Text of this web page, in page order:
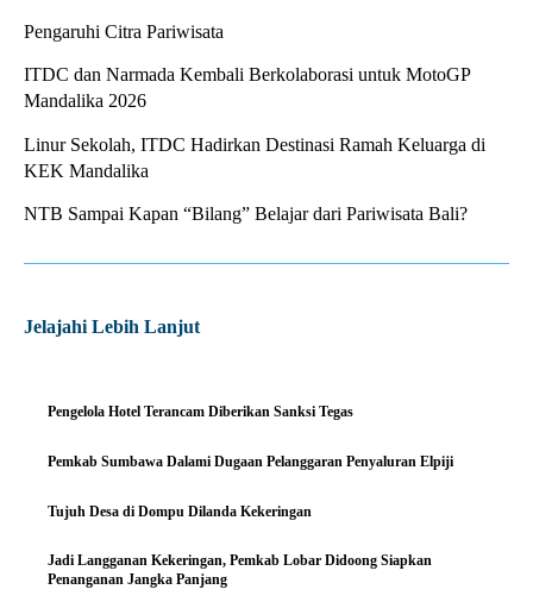
Pengaruhi Citra Pariwisata
ITDC dan Narmada Kembali Berkolaborasi untuk MotoGP
Mandalika 2026
Linur Sekolah, ITDC Hadirkan Destinasi Ramah Keluarga di
KEK Mandalika
NTB Sampai Kapan “Bilang” Belajar dari Pariwisata Bali?
Jelajahi Lebih Lanjut
Pengelola Hotel Terancam Diberikan Sanksi Tegas
Pemkab Sumbawa Dalami Dugaan Pelanggaran Penyaluran Elpiji
Tujuh Desa di Dompu Dilanda Kekeringan
Jadi Langganan Kekeringan, Pemkab Lobar Didoong Siapkan
Penanganan Jangka Panjang